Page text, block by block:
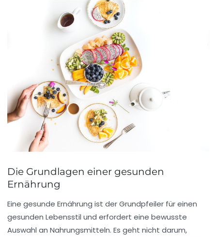
Die Grundlagen einer gesunden
Ernährung
Eine gesunde Ernährung ist der Grundpfeiler für einen
gesunden Lebensstil und erfordert eine bewusste
Auswahl an Nahrungsmitteln. Es geht nicht darum,